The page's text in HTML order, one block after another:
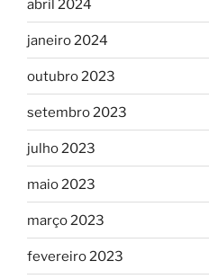
abril 2024
janeiro 2024
outubro 2023
setembro 2023
julho 2023
maio 2023
março 2023
fevereiro 2023